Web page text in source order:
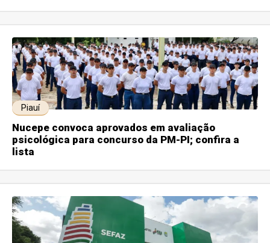
Piauí
Nucepe convoca aprovados em avaliação
psicológica para concurso da PM-PI; confira a
lista